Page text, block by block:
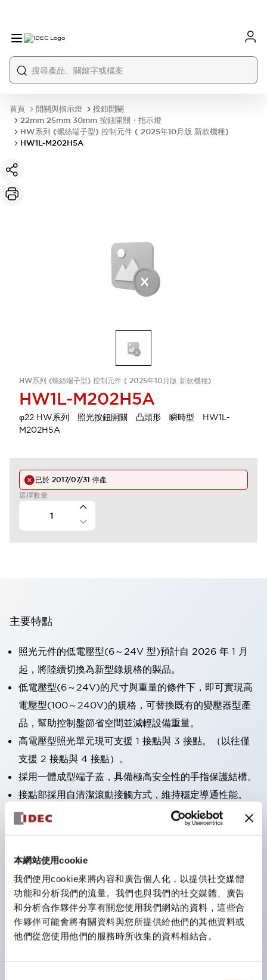
本網站使用cookie
我們使用cookie來將內容和廣告個人化，以提供社交媒體
功能和分析我們的流量。我們也與我們的社交媒體、廣告
和分析合作夥伴分享有關您使用我們網站的資料，這些合
作夥伴可能會將有關資料與您所提供給他們的其他資料或
他們從您使用他們的服務時所收集的資料相結合。
首頁 開關與指示燈
按鈕開關
22mm 25mm 30mm 按鈕開關・指示燈
HW系列 (螺絲端子型) 控制元件 ( 2025年10月版 新款機種)
HW1L-M202H5A
HW系列 (螺絲端子型) 控制元件 ( 2025年10月版 新款機種)
HW1L-M202H5A
φ22 HW系列 照光按鈕開關 凸頭形 瞬時型 HW1L-
M202H5A
已於 2017/07/31 停產
選擇數量
主要特點
照光元件的低電壓型(6～24V 型)預計自 2026 年 1 月
起，將陸續切換為新型錄規格的製品。
低電壓型(6～24V)的尺寸與重量的條件下，即可實現高
電壓型(100～240V)的規格，可替換既有的變壓器型產
品，幫助控制盤節省空間並減輕設備重量。
高電壓型照光單元現可支援 1 接點與 3 接點。（以往僅
支援 2 接點與 4 接點）。
採用一體成型端子蓋，具備極高安全性的手指保護結構。
接點部採用自清潔滾動接觸方式，維持穩定導通性能。
防護結構可防止水或油從面板前方滲入：IP65（僅雙按
三種功能集結於一顆開關。
完整支援全球各地需求的多種電壓規格。
一顆 LED 燈泡即可呈現六種顏色（LSRD 燈泡）。以往
需分色管理的 LED 燈泡，如今可用單一顆燈泡呈現多種
顏色。